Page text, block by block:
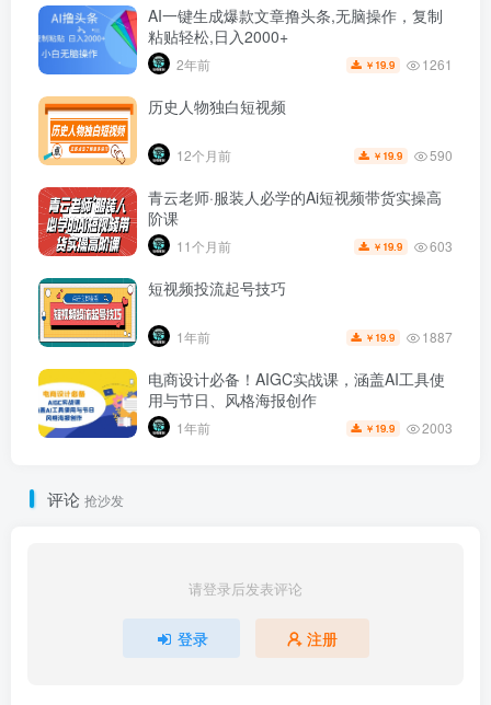
AI一键生成爆款文章撸头条,无脑操作，复制
粘贴轻松,日入2000+
2年前 ￥ 19.9 1261
历史人物独白短视频
12个月前 ￥ 19.9 590
青云老师·服装人必学的Ai短视频带货实操高
阶课
11个月前 ￥ 19.9 603
短视频投流起号技巧
1年前 ￥ 19.9 1887
电商设计必备！AIGC实战课，涵盖AI工具使
用与节日、风格海报创作
1年前 ￥ 19.9 2003
评论 抢沙发
请登录后发表评论
登录 注册